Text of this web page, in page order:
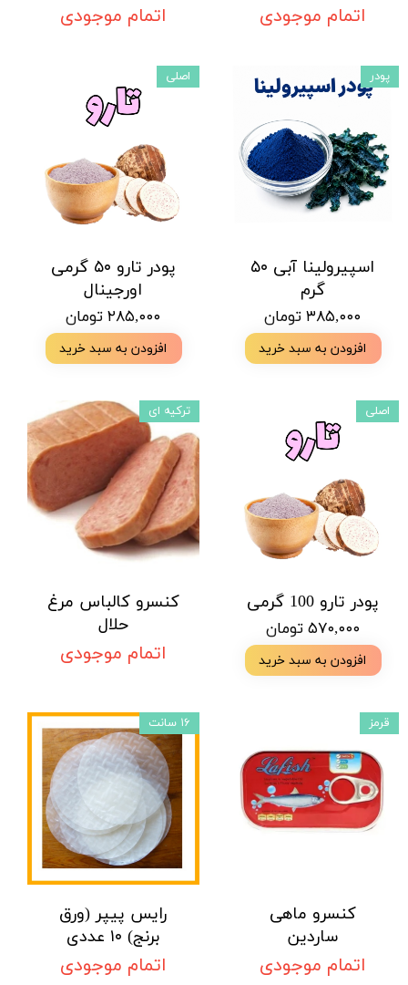
اتمام موجودی اتمام موجودی
اسپیرولینا آبی ۵۰
گرم
۳۸۵,۰۰۰ تومان
افزودن به سبد خرید
پودر
پودر‌ تارو ۵۰ گرمی
اورجینال
۲۸۵,۰۰۰ تومان
افزودن به سبد خرید
اصلی
پودر‌ تارو 100 گرمی
۵۷۰,۰۰۰ تومان
افزودن به سبد خرید
اصلی
کنسرو کالباس مرغ
حلال
اتمام موجودی
ترکیه ای
کنسرو ماهی
ساردین
اتمام موجودی
قرمز
رایس پیپر (ورق
برنج) ۱۰ عددی
اتمام موجودی
۱۶ سانت